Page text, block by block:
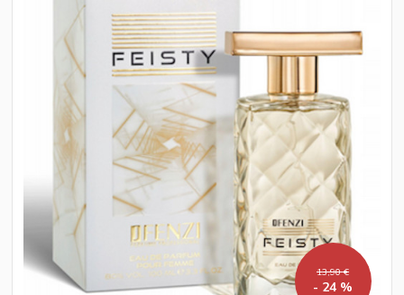
13,90 €
- 24 %